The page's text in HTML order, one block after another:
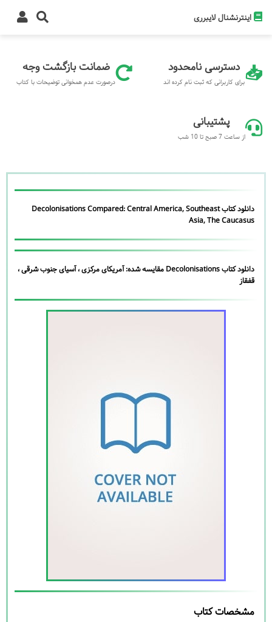
اینترنشنال لایبرری
دسترسی نامحدود
برای کاربرانی که ثبت نام کرده اند
ضمانت بازگشت وجه
درصورت عدم همخوانی توضیحات با کتاب
پشتیبانی
از ساعت 7 صبح تا 10 شب
دانلود کتاب Decolonisations Compared: Central America, Southeast
Asia, The Caucasus
دانلود کتاب Decolonisations مقایسه شده: آمریکای مرکزی ، آسیای جنوب شرقی ،
قفقاز
مشخصات کتاب